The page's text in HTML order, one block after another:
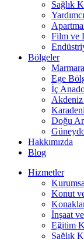
Sağlık
Film ve
Bölgeler
Ege
İç
Doğu
Hakkımızda
Blog
Hizmetler
Konut
İnşaat
Eğitim
Sağlık